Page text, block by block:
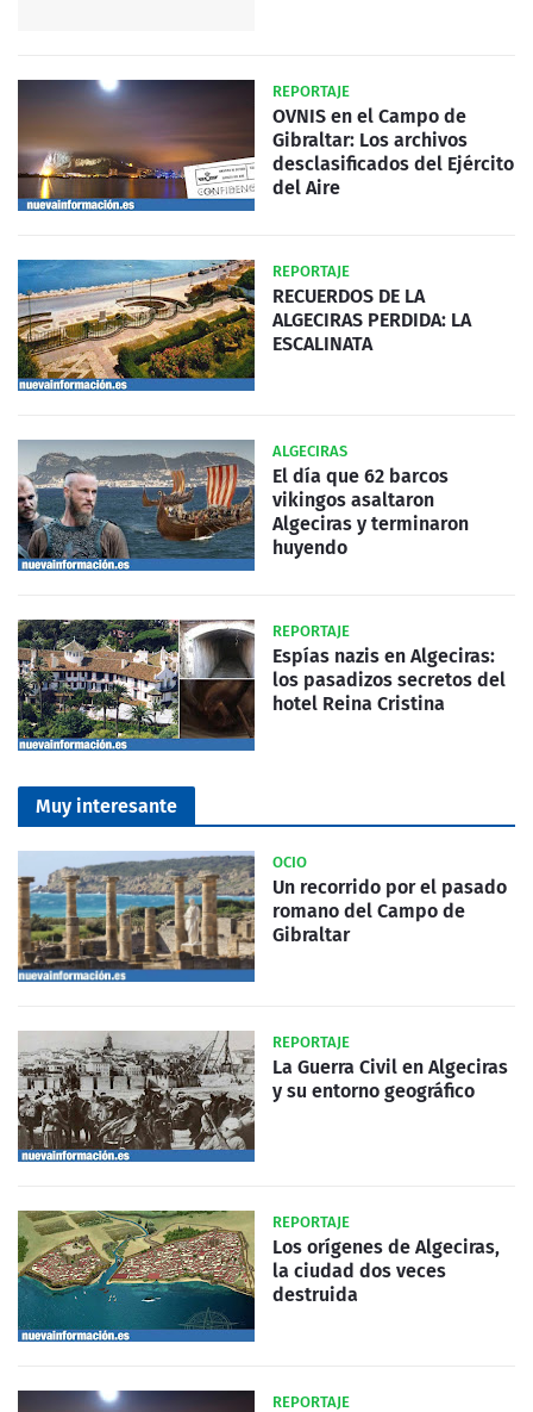
REPORTAJE
OVNIS en el Campo de
Gibraltar: Los archivos
desclasificados del Ejército
del Aire
REPORTAJE
RECUERDOS DE LA
ALGECIRAS PERDIDA: LA
ESCALINATA
ALGECIRAS
El día que 62 barcos
vikingos asaltaron
Algeciras y terminaron
huyendo
REPORTAJE
Espías nazis en Algeciras:
los pasadizos secretos del
hotel Reina Cristina
Muy interesante
OCIO
Un recorrido por el pasado
romano del Campo de
Gibraltar
REPORTAJE
La Guerra Civil en Algeciras
y su entorno geográfico
REPORTAJE
Los orígenes de Algeciras,
la ciudad dos veces
destruida
REPORTAJE